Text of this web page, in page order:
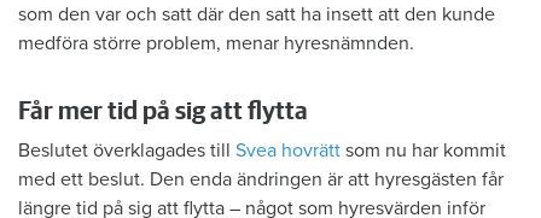
som den var och satt där den satt ha insett att den kunde
medföra större problem, menar hyresnämnden.
Får mer tid på sig att flytta
Beslutet överklagades till Svea hovrätt som nu har kommit
med ett beslut. Den enda ändringen är att hyresgästen får
längre tid på sig att flytta – något som hyresvärden inför